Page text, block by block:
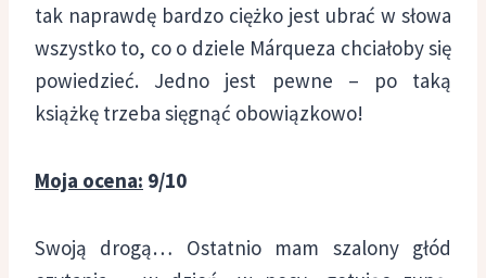
tak naprawdę bardzo ciężko jest ubrać w słowa
wszystko to, co o dziele Márqueza chciałoby się
powiedzieć. Jedno jest pewne – po taką
książkę trzeba sięgnąć obowiązkowo!
Moja ocena: 9/10
Swoją drogą… Ostatnio mam szalony głód